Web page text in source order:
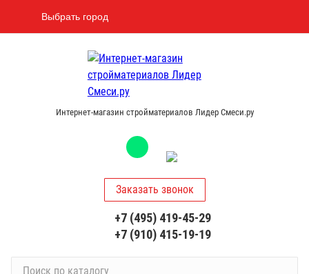
Выбрать город
Интернет-магазин стройматериалов Лидер Смеси.ру
Заказать звонок
+7 (495) 419-45-29
+7 (910) 415-19-19